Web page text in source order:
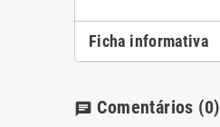
Ficha informativa
chat Comentários (0)